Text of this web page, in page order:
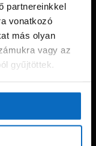
partnereinkkel
vonatkozó
más olyan
vagy az
gyűjtöttek.